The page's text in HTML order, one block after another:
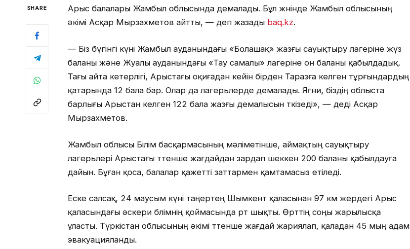
SHARE
Арыс балалары Жамбыл облысында демалады. Бұл жөнінде Жамбыл облысының
әкімі Асқар Мырзахметов айтты, — деп жазады baq.kz.
— Біз бүгінгі күні Жамбыл ауданындағы «Болашақ» жазғы сауықтыру лагеріне жүз
баланы және Жуалы ауданындағы «Тау самалы» лагеріне он баланы қабылдадық.
Тағы айта кетерлігі, Арыстағы оқиғадан кейін бірден Таразға келген тұрғындардың
қатарында 12 бала бар. Олар да лагерьлерде демалады. Яғни, біздің облыста
барлығы Арыстан келген 122 бала жазғы демалысын өткізеді», — деді Асқар
Мырзахметов.
Жамбыл облысы Білім басқармасының мәліметінше, аймақтың сауықтыру
лагерьлері Арыстағы төтенше жағдайдан зардап шеккен 200 баланы қабылдауға
дайын. Бұған қоса, балалар қажетті заттармен қамтамасыз етіледі.
Еске салсақ, 24 маусым күні таңертең Шымкент қаласынан 97 км жердегі Арыс
қаласындағы әскери бөлімнің қоймасында өрт шықты. Өрттің соңы жарылысқа
ұласты. Түркістан облысының әкімі төтенше жағдай жариялап, қаладан 45 мың адам
эвакуацияланды.